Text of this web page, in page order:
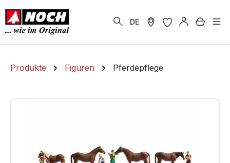
springen
DE
Produkte Figuren Pferdepflege
Bildergalerie überspringen